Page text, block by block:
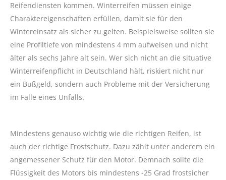
Reifendiensten kommen. Winterreifen müssen einige
Charaktereigenschaften erfüllen, damit sie für den
Wintereinsatz als sicher zu gelten. Beispielsweise sollten sie
eine Profiltiefe von mindestens 4 mm aufweisen und nicht
älter als sechs Jahre alt sein. Wer sich nicht an die situative
Winterreifenpflicht in Deutschland hält, riskiert nicht nur
ein Bußgeld, sondern auch Probleme mit der Versicherung
im Falle eines Unfalls.
Mindestens genauso wichtig wie die richtigen Reifen, ist
auch der richtige Frostschutz. Dazu zählt unter anderem ein
angemessener Schutz für den Motor. Demnach sollte die
Flüssigkeit des Motors bis mindestens -25 Grad frostsicher